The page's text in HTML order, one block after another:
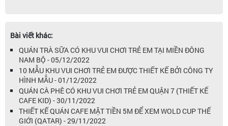
Bài viết khác:
QUÁN TRÀ SỮA CÓ KHU VUI CHƠI TRẺ EM TẠI MIỀN ĐÔNG
NAM BỘ - 05/12/2022
10 MẪU KHU VUI CHƠI TRẺ EM ĐƯỢC THIẾT KẾ BỞI CÔNG TY
HÌNH MẪU - 01/12/2022
QUÁN CÀ PHÊ CÓ KHU VUI CHƠI TRẺ EM QUẬN 7 (THIẾT KẾ
CAFE KID) - 30/11/2022
THIẾT KẾ QUÁN CAFE MẶT TIỀN 5M ĐỂ XEM WOLD CUP THẾ
GIỚI (QATAR) - 29/11/2022